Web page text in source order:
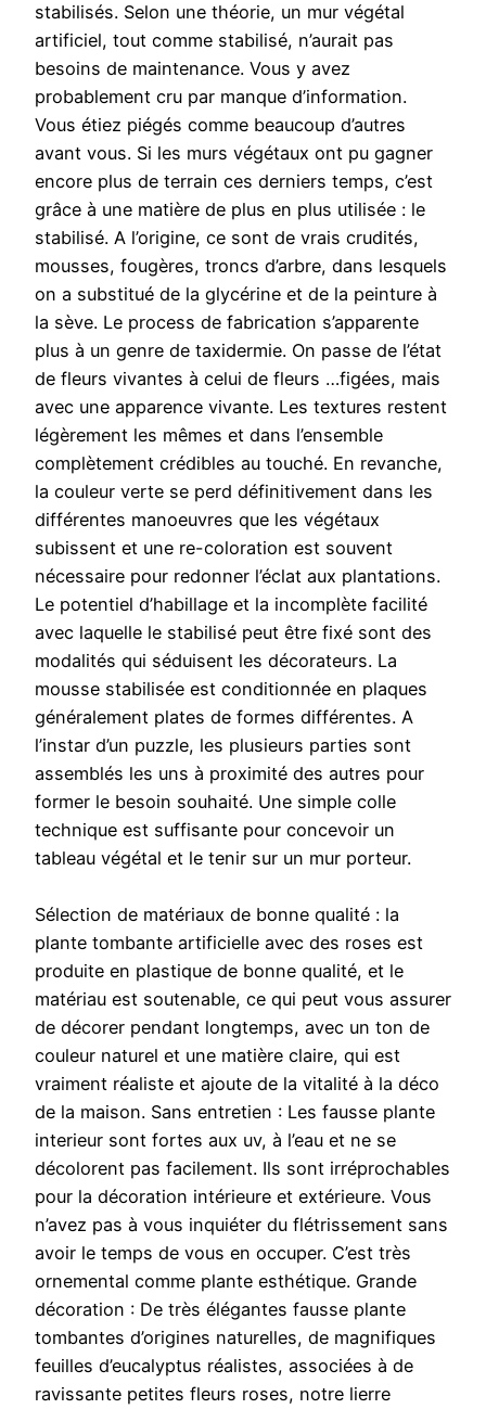
stabilisés. Selon une théorie, un mur végétal
artificiel, tout comme stabilisé, n’aurait pas
besoins de maintenance. Vous y avez
probablement cru par manque d’information.
Vous étiez piégés comme beaucoup d’autres
avant vous. Si les murs végétaux ont pu gagner
encore plus de terrain ces derniers temps, c’est
grâce à une matière de plus en plus utilisée : le
stabilisé. A l’origine, ce sont de vrais crudités,
mousses, fougères, troncs d’arbre, dans lesquels
on a substitué de la glycérine et de la peinture à
la sève. Le process de fabrication s’apparente
plus à un genre de taxidermie. On passe de l’état
de fleurs vivantes à celui de fleurs …figées, mais
avec une apparence vivante. Les textures restent
légèrement les mêmes et dans l’ensemble
complètement crédibles au touché. En revanche,
la couleur verte se perd définitivement dans les
différentes manoeuvres que les végétaux
subissent et une re-coloration est souvent
nécessaire pour redonner l’éclat aux plantations.
Le potentiel d’habillage et la incomplète facilité
avec laquelle le stabilisé peut être fixé sont des
modalités qui séduisent les décorateurs. La
mousse stabilisée est conditionnée en plaques
généralement plates de formes différentes. A
l’instar d’un puzzle, les plusieurs parties sont
assemblés les uns à proximité des autres pour
former le besoin souhaité. Une simple colle
technique est suffisante pour concevoir un
tableau végétal et le tenir sur un mur porteur.
Sélection de matériaux de bonne qualité : la
plante tombante artificielle avec des roses est
produite en plastique de bonne qualité, et le
matériau est soutenable, ce qui peut vous assurer
de décorer pendant longtemps, avec un ton de
couleur naturel et une matière claire, qui est
vraiment réaliste et ajoute de la vitalité à la déco
de la maison. Sans entretien : Les fausse plante
interieur sont fortes aux uv, à l’eau et ne se
décolorent pas facilement. Ils sont irréprochables
pour la décoration intérieure et extérieure. Vous
n’avez pas à vous inquiéter du flétrissement sans
avoir le temps de vous en occuper. C’est très
ornemental comme plante esthétique. Grande
décoration : De très élégantes fausse plante
tombantes d’origines naturelles, de magnifiques
feuilles d’eucalyptus réalistes, associées à de
ravissante petites fleurs roses, notre lierre